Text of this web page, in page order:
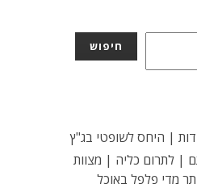
חיפוש
| היחס לשופטי בג"ץ
| לתרום כליה | מצוות
מדי פלפל באוכל